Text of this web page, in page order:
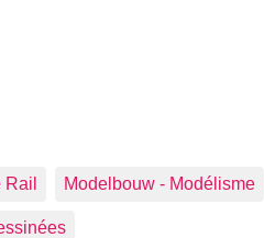
Rail Modelbouw - Modélisme